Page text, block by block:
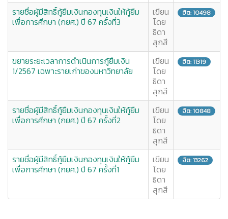
รายชื่อผู้มีสิทธิ์กู้ยืมเงินกองทุนเงินให้กู้ยืม
เพื่อการศึกษา (กยศ.) ปี 67 ครั้งที่3
เขียน
โดย
ธิดา
สุกสี
ฮิต: 10498
ขยายระยะเวลาการดำเนินการกู้ยืมเงิน
1/2567 เฉพาะรายเก่าของมหาวิทยาลัย
เขียน
โดย
ธิดา
สุกสี
ฮิต: 11319
รายชื่อผู้มีสิทธิ์กู้ยืมเงินกองทุนเงินให้กู้ยืม
เพื่อการศึกษา (กยศ.) ปี 67 ครั้งที่2
เขียน
โดย
ธิดา
สุกสี
ฮิต: 10848
รายชื่อผู้มีสิทธิ์กู้ยืมเงินกองทุนเงินให้กู้ยืม
เพื่อการศึกษา (กยศ.) ปี 67 ครั้งที่1
เขียน
โดย
ธิดา
สุกสี
ฮิต: 13262